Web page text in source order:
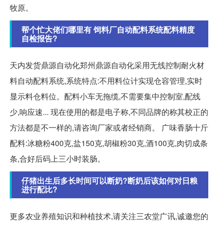
牧原。
帮个忙大佬们哪里有 饲料厂自动配料系统配料精度
自检报告?
天内发货鼎源自动化郑州鼎源自动化采用无线控制耐火材
料自动配料系统,系统特点:不用料位计实现仓容管理,实时
显示料仓料位。配料小车无拖缆,不需要集中控制室,配线
少,响应速... 现在使用的都是电子称,不同品牌的称其校正的
方法都是不一样的,请咨询厂家或者经销商。 广味香肠十斤
配料:冰糖粉400克,盐150克,胡椒粉30克,酒100克,肉切成条
条,合好后码上三小时装肠。
仔猪出生后多长时间可以断奶?断奶后该如何对日粮
进行配比?
更多农业养殖知识和种植技术,请关注三农堂广讯,诚邀您的